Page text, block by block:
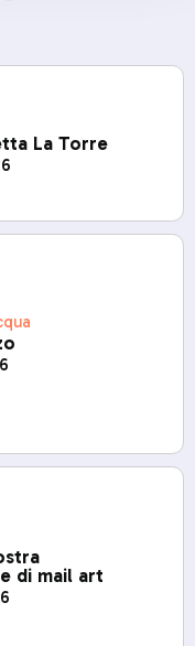
La Torre
di mail art